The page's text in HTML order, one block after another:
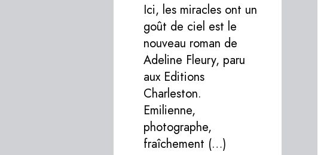
Ici, les miracles ont un
goût de ciel est le
nouveau roman de
Adeline Fleury, paru
aux Editions
Charleston.
Emilienne,
photographe,
fraîchement (…)